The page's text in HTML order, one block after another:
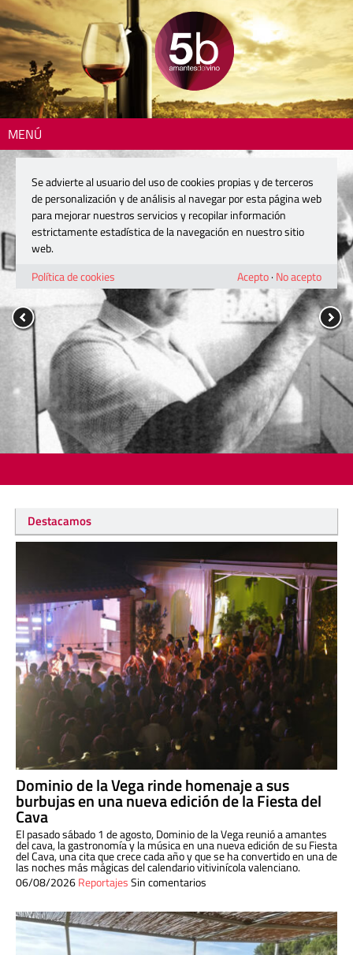
MENÚ
Destacamos
Dominio de la Vega rinde homenaje a sus
burbujas en una nueva edición de la Fiesta del
Cava
El pasado sábado 1 de agosto, Dominio de la Vega reunió a amantes
del cava, la gastronomía y la música en una nueva edición de su Fiesta
del Cava, una cita que crece cada año y que se ha convertido en una de
las noches más mágicas del calendario vitivinícola valenciano.
06/08/2026ReportajesSin comentarios
Se advierte al usuario del uso de cookies propias y de terceros
de personalización y de análisis al navegar por esta página web
para mejorar nuestros servicios y recopilar información
estrictamente estadística de la navegación en nuestro sitio
web.
Política de cookies
Acepto· No acepto